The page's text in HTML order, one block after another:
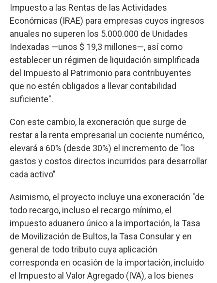
Impuesto a las Rentas de las Actividades
Económicas (IRAE) para empresas cuyos ingresos
anuales no superen los 5.000.000 de Unidades
Indexadas —unos $ 19,3 millones—, así como
establecer un régimen de liquidación simplificada
del Impuesto al Patrimonio para contribuyentes
que no estén obligados a llevar contabilidad
suficiente".
Con este cambio, la exoneración que surge de
restar a la renta empresarial un cociente numérico,
elevará a 60% (desde 30%) el incremento de "los
gastos y costos directos incurridos para desarrollar
cada activo"
Asimismo, el proyecto incluye una exoneración "de
todo recargo, incluso el recargo mínimo, el
impuesto aduanero único a la importación, la Tasa
de Movilización de Bultos, la Tasa Consular y en
general de todo tributo cuya aplicación
corresponda en ocasión de la importación, incluido
el Impuesto al Valor Agregado (IVA), a los bienes